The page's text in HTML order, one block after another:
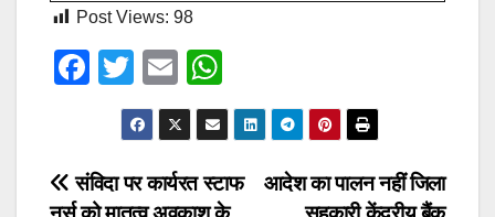
Post Views: 98
F
e
b
T
wi
tt
er
E
m
ail
h
at
s
A
Post
आदेश का पालन नहीं जिला
संविदा पर कार्यरत स्टाफ